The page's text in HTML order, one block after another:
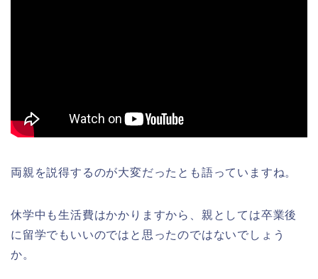
両親を説得するのが大変だったとも語っていますね。
休学中も生活費はかかりますから、親としては卒業後
に留学でもいいのではと思ったのではないでしょう
か。